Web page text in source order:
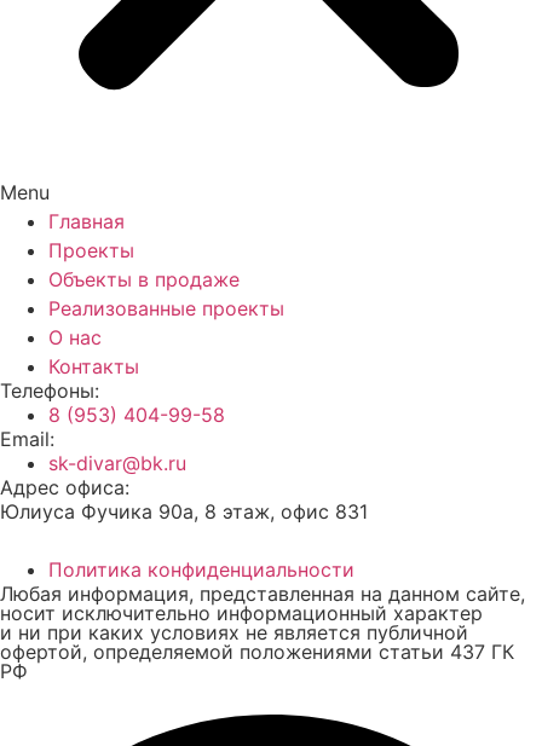
Menu
Главная
Проекты
Объекты в продаже
Реализованные проекты
О нас
Контакты
Телефоны:
8 (953) 404-99-58
Email:
sk-divar@bk.ru
Адрес офиса:
Юлиуса Фучика 90а, 8 этаж, офис 831
Политика конфиденциальности
Любая информация, представленная на данном сайте,
носит исключительно информационный характер
и ни при каких условиях не является публичной
офертой, определяемой положениями статьи 437 ГК
РФ